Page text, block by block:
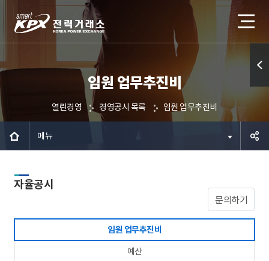
임원 업무추진비
열린경영 경영공시 목록 임원 업무추진비
메뉴
기
문의하기
자율공시
임원 업무추진비
예산